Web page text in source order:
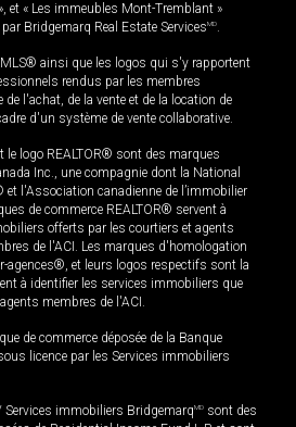
et « Les immeubles Mont-Tremblant »
Bridgemarq Real Estate ServicesMD.
ainsi que les logos qui s'y rapportent
rendus par les membres
de l'achat, de la vente et de la location de
d'un système de vente collaborative.
le logo REALTOR® sont des marques
Inc., une compagnie dont la National
l'Association canadienne de l’immobilier
de commerce REALTOR® servent à
offerts par les courtiers et agents
de l'ACI. Les marques d'homologation
agences®, et leurs logos respectifs sont la
à identifier les services immobiliers que
membres de l'ACI.
de commerce déposée de la Banque
licence par les Services immobiliers
Services immobiliers BridgemarqMD sont des